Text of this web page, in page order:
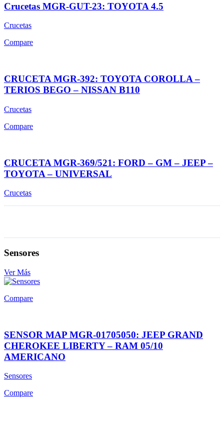
Crucetas MGR-GUT-23: TOYOTA 4.5
Crucetas
Compare
CRUCETA MGR-392: TOYOTA COROLLA –
TERIOS BEGO – NISSAN B110
Crucetas
Compare
CRUCETA MGR-369/521: FORD – GM – JEEP –
TOYOTA – UNIVERSAL
Crucetas
Sensores
Ver Más
Compare
SENSOR MAP MGR-01705050: JEEP GRAND
CHEROKEE LIBERTY – RAM 05/10
AMERICANO
Sensores
Compare